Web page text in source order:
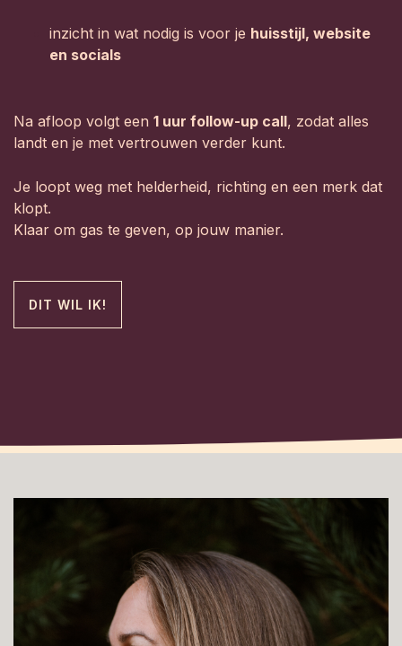
inzicht in wat nodig is voor je huisstijl, website
en socials
Na afloop volgt een 1 uur follow-up call, zodat alles
landt en je met vertrouwen verder kunt.
Je loopt weg met helderheid, richting en een merk dat
klopt.
Klaar om gas te geven, op jouw manier.
DIT WIL IK!